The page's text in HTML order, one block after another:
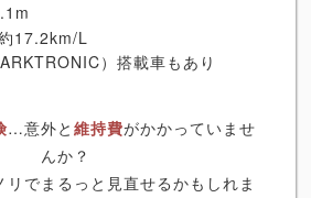
17.2km/L
）搭載車もあり
…意外と 維持費がかかっていませ
んか？
でまるっと見直せるかもしれま